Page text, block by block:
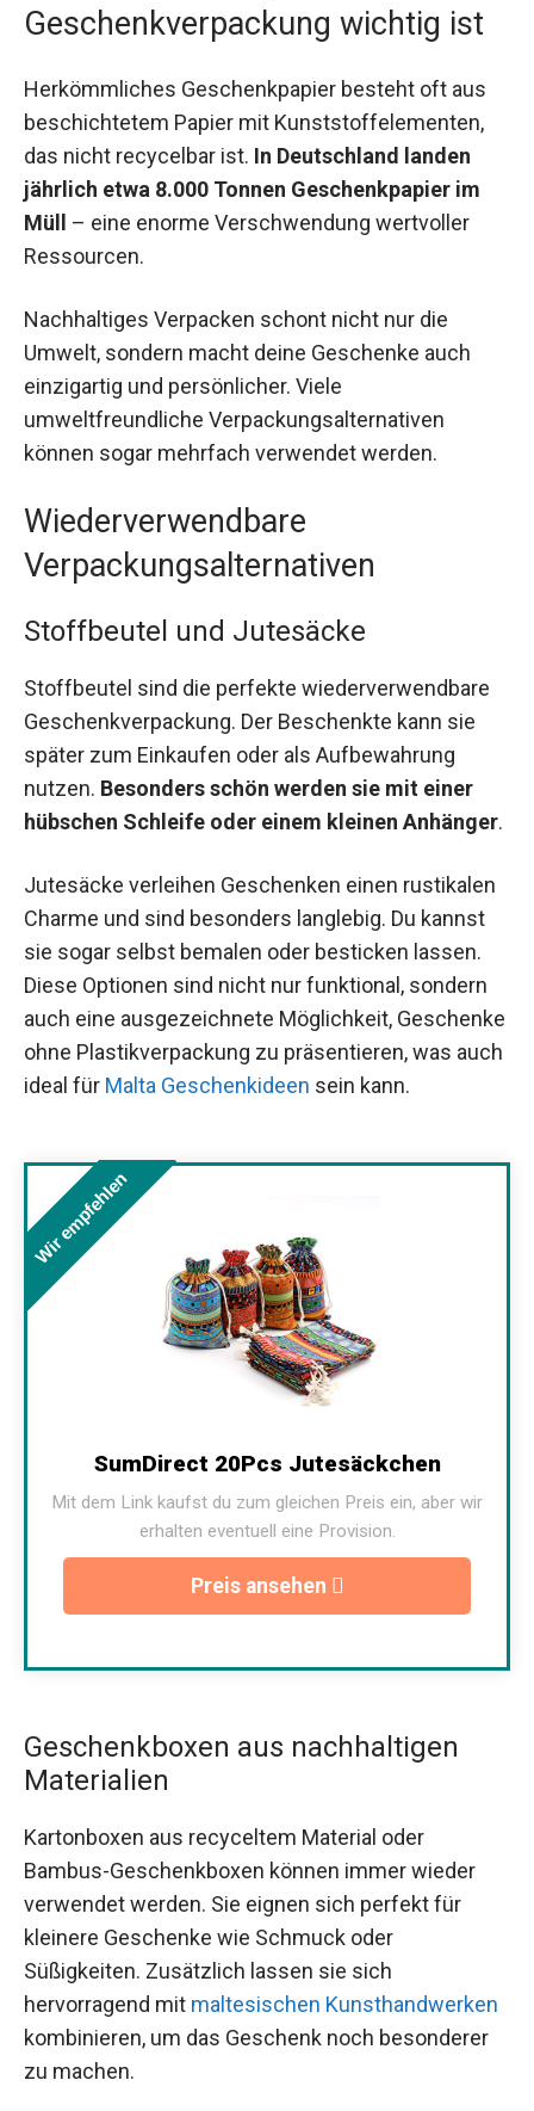
Geschenkverpackung wichtig ist
Herkömmliches Geschenkpapier besteht oft aus
beschichtetem Papier mit Kunststoffelementen,
das nicht recycelbar ist. In Deutschland landen
jährlich etwa 8.000 Tonnen Geschenkpapier im
Müll – eine enorme Verschwendung wertvoller
Ressourcen.
Nachhaltiges Verpacken schont nicht nur die
Umwelt, sondern macht deine Geschenke auch
einzigartig und persönlicher. Viele
umweltfreundliche Verpackungsalternativen
können sogar mehrfach verwendet werden.
Wiederverwendbare
Verpackungsalternativen
Stoffbeutel und Jutesäcke
Stoffbeutel sind die perfekte wiederverwendbare
Geschenkverpackung. Der Beschenkte kann sie
später zum Einkaufen oder als Aufbewahrung
nutzen. Besonders schön werden sie mit einer
hübschen Schleife oder einem kleinen Anhänger.
Jutesäcke verleihen Geschenken einen rustikalen
Charme und sind besonders langlebig. Du kannst
sie sogar selbst bemalen oder besticken lassen.
Diese Optionen sind nicht nur funktional, sondern
auch eine ausgezeichnete Möglichkeit, Geschenke
ohne Plastikverpackung zu präsentieren, was auch
ideal für Malta Geschenkideen sein kann.
Wir empfehlen
SumDirect 20Pcs Jutesäckchen
Mit dem Link kaufst du zum gleichen Preis ein, aber wir
erhalten eventuell eine Provision.
Preis ansehen
Geschenkboxen aus nachhaltigen
Materialien
Kartonboxen aus recyceltem Material oder
Bambus-Geschenkboxen können immer wieder
verwendet werden. Sie eignen sich perfekt für
kleinere Geschenke wie Schmuck oder
Süßigkeiten. Zusätzlich lassen sie sich
hervorragend mit maltesischen Kunsthandwerken
kombinieren, um das Geschenk noch besonderer
zu machen.